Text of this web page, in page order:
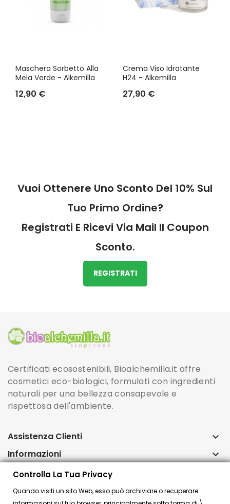
Maschera Sorbetto Alla
Mela Verde - Alkemilla
12,90 €
Crema Viso Idratante
H24 - Alkemilla
27,90 €
Vuoi Ottenere Uno Sconto Del 10% Sul
Tuo Primo Ordine?
Registrati E Ricevi Via Mail Il Coupon
Sconto.
REGISTRATI
Certificati ecosostenibili, Bioalchemilla.it offre
cosmetici eco-biologici, formulati con ingredienti
naturali per una bellezza consapevole e
rispettosa dell'ambiente.
Assistenza Clienti keyboard_arrow_down
Informazioni keyboard_arrow_down
Account
Controlla la tua privacy
Controlla La Tua Privacy
Quando visiti un sito Web, esso può archiviare o recuperare